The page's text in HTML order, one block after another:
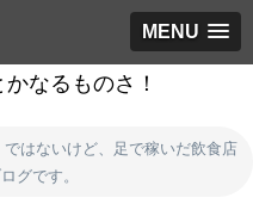
MENU
なるものさ！
はないけど、足で稼いだ飲食店
グです。